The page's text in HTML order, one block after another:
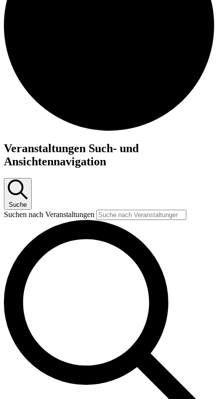
Veranstaltungen Such- und
Ansichtennavigation
Suche
Suchen nach Veranstaltungen